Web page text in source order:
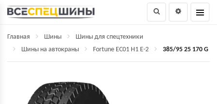
Главная Шины
Шины для спецтехники
Шины на автокраны
Fortune EC01 H1 E-2 385/95 25 170 G